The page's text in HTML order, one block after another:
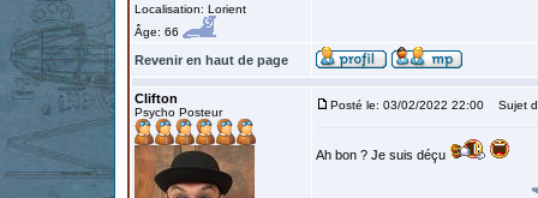
Localisation: Lorient
Âge: 66
Revenir en haut de page
Clifton
Psycho Posteur
Posté le: 03/02/2022 22:00 Sujet
Ah bon ? Je suis déçu